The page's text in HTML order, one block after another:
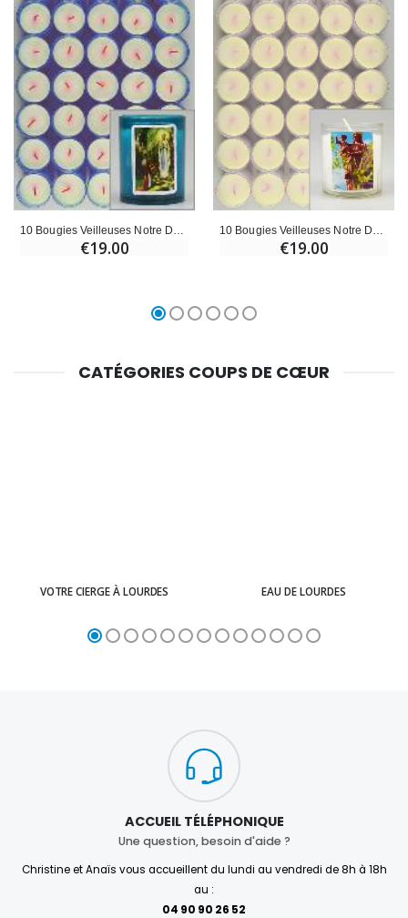
€19.00 €19.00
CATÉGORIES COUPS DE CŒUR
VOTRE CIERGE À LOURDES EAU DE LOURDES
ACCUEIL TÉLÉPHONIQUE
Une question, besoin d'aide ?
Christine et Anaïs vous accueillent du lundi au vendredi de 8h à 18h
au :
04 90 90 26 52